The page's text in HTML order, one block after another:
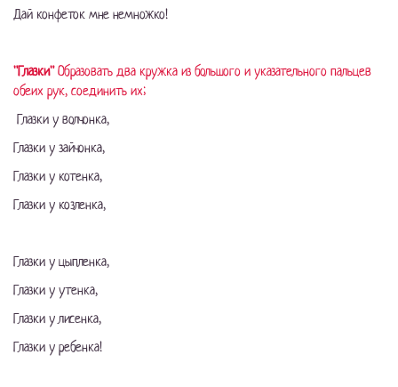
Дай конфеток мне немножко!
"Глазки"Образовать два кружка из большого и указательного пальцев
обеих рук, соединить их;
Глазки у волчонка,
Глазки у зайчонка,
Глазки у котенка,
Глазки у козленка,
Глазки у цыпленка,
Глазки у утенка,
Глазки у лисенка,
Глазки у ребенка!